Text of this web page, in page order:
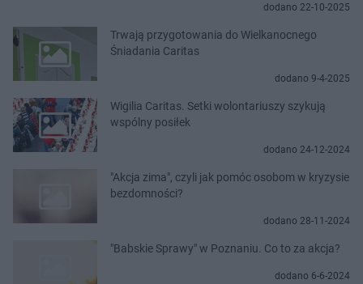
dodano 22-10-2025
Trwają przygotowania do Wielkanocnego
Śniadania Caritas
dodano 9-4-2025
Wigilia Caritas. Setki wolontariuszy szykują
wspólny posiłek
dodano 24-12-2024
"Akcja zima", czyli jak pomóc osobom w kryzysie
bezdomności?
dodano 28-11-2024
"Babskie Sprawy" w Poznaniu. Co to za akcja?
dodano 6-6-2024